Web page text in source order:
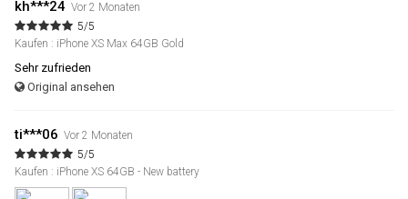
kh***24 Vor 2 Monaten
5/5
Kaufen : iPhone XS Max 64GB Gold
Sehr zufrieden
Original ansehen
ti***06 Vor 2 Monaten
5/5
Kaufen : iPhone XS 64GB - New battery